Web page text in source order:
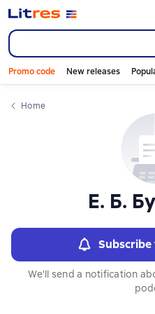
Promo code New releases
Home
Е. Б.
Subscribe
We'll send a notification
Слайдер с книгами